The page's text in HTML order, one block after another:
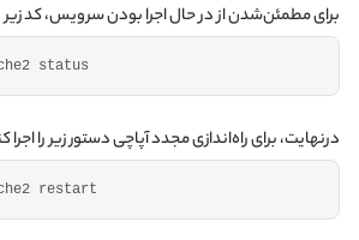
برای مطمئن‌شدن از در حال اجرا بودن سرویس، کد زیر
status
درنهایت، برای راه‌اندازی مجدد آپاچی دستور زیر را اجرا
restart